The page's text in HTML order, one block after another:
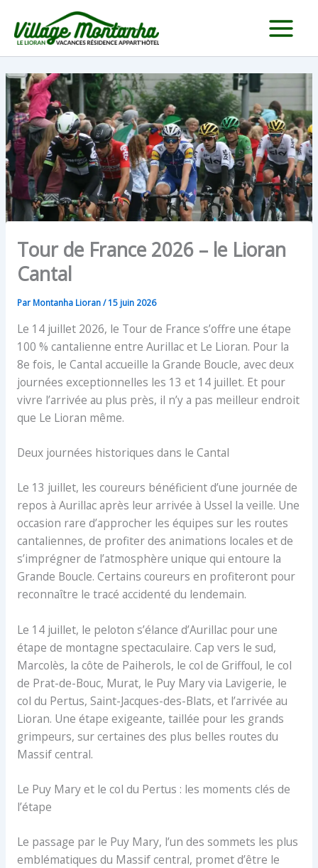
contenu
Tour de France 2026 – le Lioran
Cantal
Par Montanha Lioran/15 juin 2026
Le 14 juillet 2026, le Tour de France s’offre une étape
100 % cantalienne entre Aurillac et Le Lioran. Pour la
8e fois, le Cantal accueille la Grande Boucle, avec deux
journées exceptionnelles les 13 et 14 juillet. Et pour
vivre l’arrivée au plus près, il n’y a pas meilleur endroit
que Le Lioran même.
Deux journées historiques dans le Cantal
Le 13 juillet, les coureurs bénéficient d’une journée de
repos à Aurillac après leur arrivée à Ussel la veille. Une
occasion rare d’approcher les équipes sur les routes
cantaliennes, de profiter des animations locales et de
s’imprégner de l’atmosphère unique qui entoure la
Grande Boucle. Certains coureurs en profiteront pour
reconnaître le tracé accidenté du lendemain.
Le 14 juillet, le peloton s’élance d’Aurillac pour une
étape de montagne spectaculaire. Cap vers le sud,
Marcolès, la côte de Paiherols, le col de Griffoul, le col
de Prat-de-Bouc, Murat, le Puy Mary via Lavigerie, le
col du Pertus, Saint-Jacques-des-Blats, et l’arrivée au
Lioran. Une étape exigeante, taillée pour les grands
grimpeurs, sur certaines des plus belles routes du
Massif central.
Le Puy Mary et le col du Pertus : les moments clés de
l’étape
Le passage par le Puy Mary, l’un des sommets les plus
emblématiques du Massif central, promet d’être le